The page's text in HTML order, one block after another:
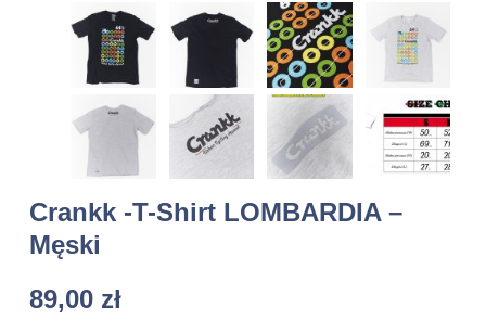
Crankk -T-Shirt LOMBARDIA –
Męski
89,00 zł